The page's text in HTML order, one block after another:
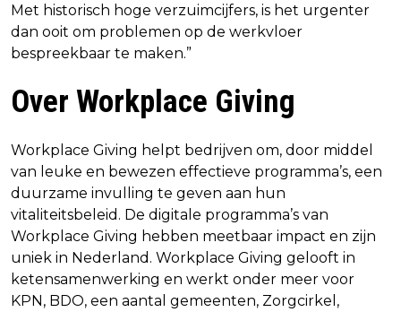
Met historisch hoge verzuimcijfers, is het urgenter
dan ooit om problemen op de werkvloer
bespreekbaar te maken.”
Over Workplace Giving
Workplace Giving helpt bedrijven om, door middel
van leuke en bewezen effectieve programma’s, een
duurzame invulling te geven aan hun
vitaliteitsbeleid. De digitale programma’s van
Workplace Giving hebben meetbaar impact en zijn
uniek in Nederland. Workplace Giving gelooft in
ketensamenwerking en werkt onder meer voor
KPN, BDO, een aantal gemeenten, Zorgcirkel,